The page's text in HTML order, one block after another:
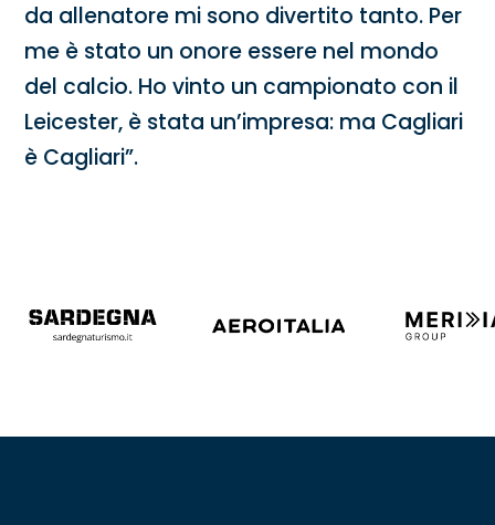
da allenatore mi sono divertito tanto. Per
me è stato un onore essere nel mondo
del calcio. Ho vinto un campionato con il
Leicester, è stata un’impresa: ma Cagliari
è Cagliari”.